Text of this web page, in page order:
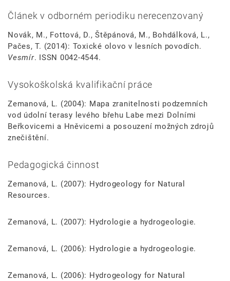
Článek v odborném periodiku nerecenzovaný
Novák, M., Fottová, D., Štěpánová, M., Bohdálková, L.,
Pačes, T. (2014): Toxické olovo v lesních povodích.
Vesmír. ISSN 0042-4544.
Vysokoškolská kvalifikační práce
Zemanová, L. (2004): Mapa zranitelnosti podzemních
vod údolní terasy levého břehu Labe mezi Dolními
Beřkovicemi a Hněvicemi a posouzení možných zdrojů
znečištění.
Pedagogická činnost
Zemanová, L. (2007): Hydrogeology for Natural
Resources.
Zemanová, L. (2007): Hydrologie a hydrogeologie.
Zemanová, L. (2006): Hydrologie a hydrogeologie.
Zemanová, L. (2006): Hydrogeology for Natural